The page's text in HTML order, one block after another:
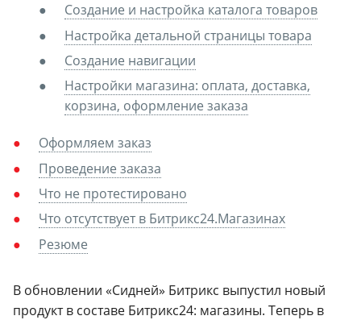
Создание и настройка каталога товаров
Настройка детальной страницы товара
Создание навигации
Настройки магазина: оплата, доставка,
корзина, оформление заказа
Оформляем заказ
Проведение заказа
Что не протестировано
Что отсутствует в Битрикс24.Магазинах
Резюме
В обновлении «Сидней» Битрикс выпустил новый
продукт в составе Битрикс24: магазины. Теперь в